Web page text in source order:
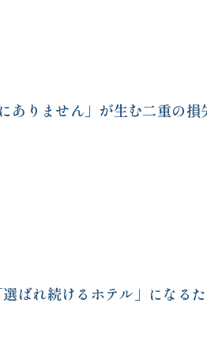
ありません」が生む二重の損
ばれ続けるホテル」になる